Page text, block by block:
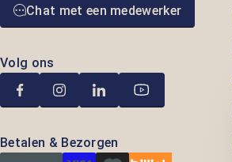
Chat met een medewerker
Volg ons
Betalen & Bezorgen